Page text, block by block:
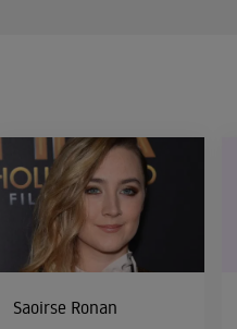
Saoirse Ronan